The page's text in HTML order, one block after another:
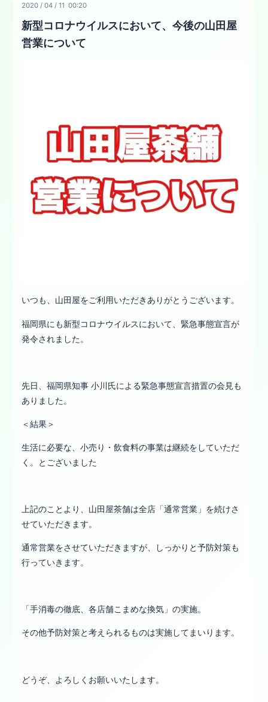
2020 /04 /11 00:20
新型コロナウイルスにおいて、今後の山田屋
営業について
いつも、山田屋をご利用いただきありがとうございます。
福岡県にも新型コロナウイルスにおいて、緊急事態宣言が
発令されました。
先日、福岡県知事 小川氏による緊急事態宣言措置の会見も
ありました。
＜結果＞
生活に必要な、小売り・飲食料の事業は継続をしていただ
く。とございました
上記のことより、山田屋茶舗は全店「通常営業」を続けさ
せていただきます。
通常営業をさせていただきますが、しっかりと予防対策も
行っていきます。
「手消毒の徹底、各店舗こまめな換気」の実施。
その他予防対策と考えられるものは実施してまいります。
どうぞ、よろしくお願いいたします。